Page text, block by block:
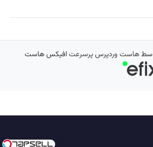
هاست وردپرس پرسرعتافیکس هاست